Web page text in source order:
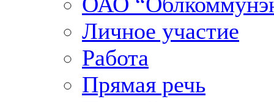
Личное участие
Работа
Прямая речь